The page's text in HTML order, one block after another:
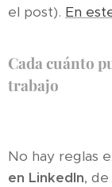
el post). En
Cada cuánto
trabajo
No hay reglas
en LinkedIn,